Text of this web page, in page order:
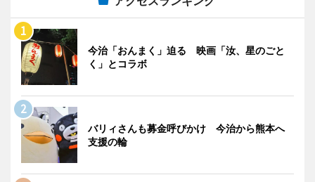
今治「おんまく」迫る 映画「汝、星のごと
く」とコラボ
バリィさんも募金呼びかけ 今治から熊本へ
支援の輪